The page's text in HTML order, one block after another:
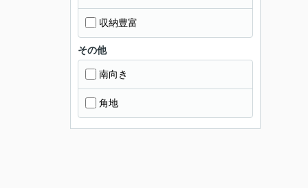
収納豊富
その他
南向き
角地